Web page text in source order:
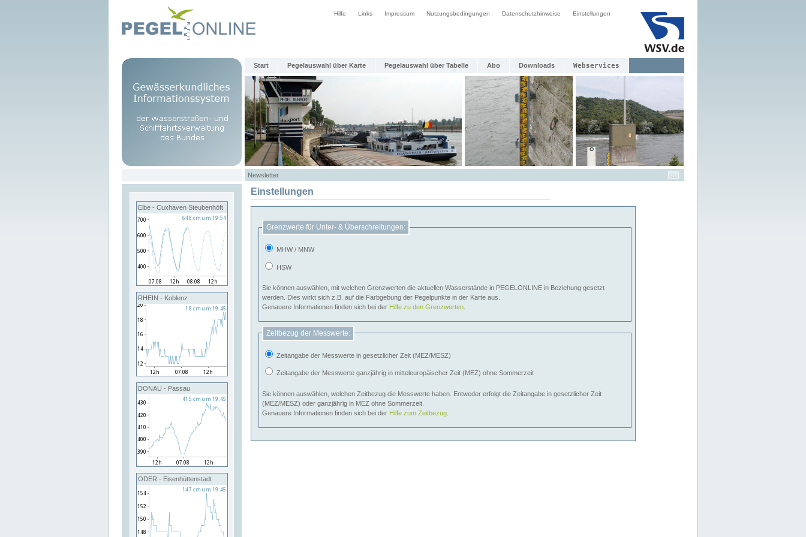
Hilfe Links Impressum Nutzungsbedingungen Datenschutzhinweise Einstellungen
Start Pegelauswahl über Karte Pegelauswahl über Tabelle Abo Downloads Webservices
Newsletter
Elbe - Cuxhaven Steubenhöft
RHEIN - Koblenz
DONAU - Passau
ODER - Eisenhüttenstadt
Einstellungen
Grenzwerte für Unter- & Überschreitungen:
MHW / MNW
HSW
Sie können auswählen, mit welchen Grenzwerten die aktuellen Wasserstände in PEGELONLINE in Beziehung gesetzt
werden. Dies wirkt sich z.B. auf die Farbgebung der Pegelpunkte in der Karte aus.
Genauere Informationen finden sich bei der Hilfe zu den Grenzwerten
Zeitbezug der Messwerte:
Zeitangabe der Messwerte in gesetzlicher Zeit (MEZ/MESZ)
Zeitangabe der Messwerte ganzjährig in mitteleuropäischer Zeit (MEZ) ohne Sommerzeit
Sie können auswählen, welchen Zeitbezug die Messwerte haben. Entweder erfolgt die Zeitangabe in gesetzlicher Zeit
(MEZ/MESZ) oder ganzjährig in MEZ ohne Sommerzeit.
Genauere Informationen finden sich bei der Hilfe zum Zeitbezug